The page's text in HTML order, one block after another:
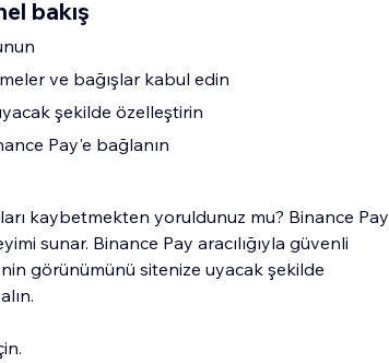
bakış
ve bağışlar kabul edin
şekilde özelleştirin
Pay'e bağlanın
kaybetmekten yoruldunuz mu? Binance Pay
sunar. Binance Pay aracılığıyla güvenli
görünümünü sitenize uyacak şekilde